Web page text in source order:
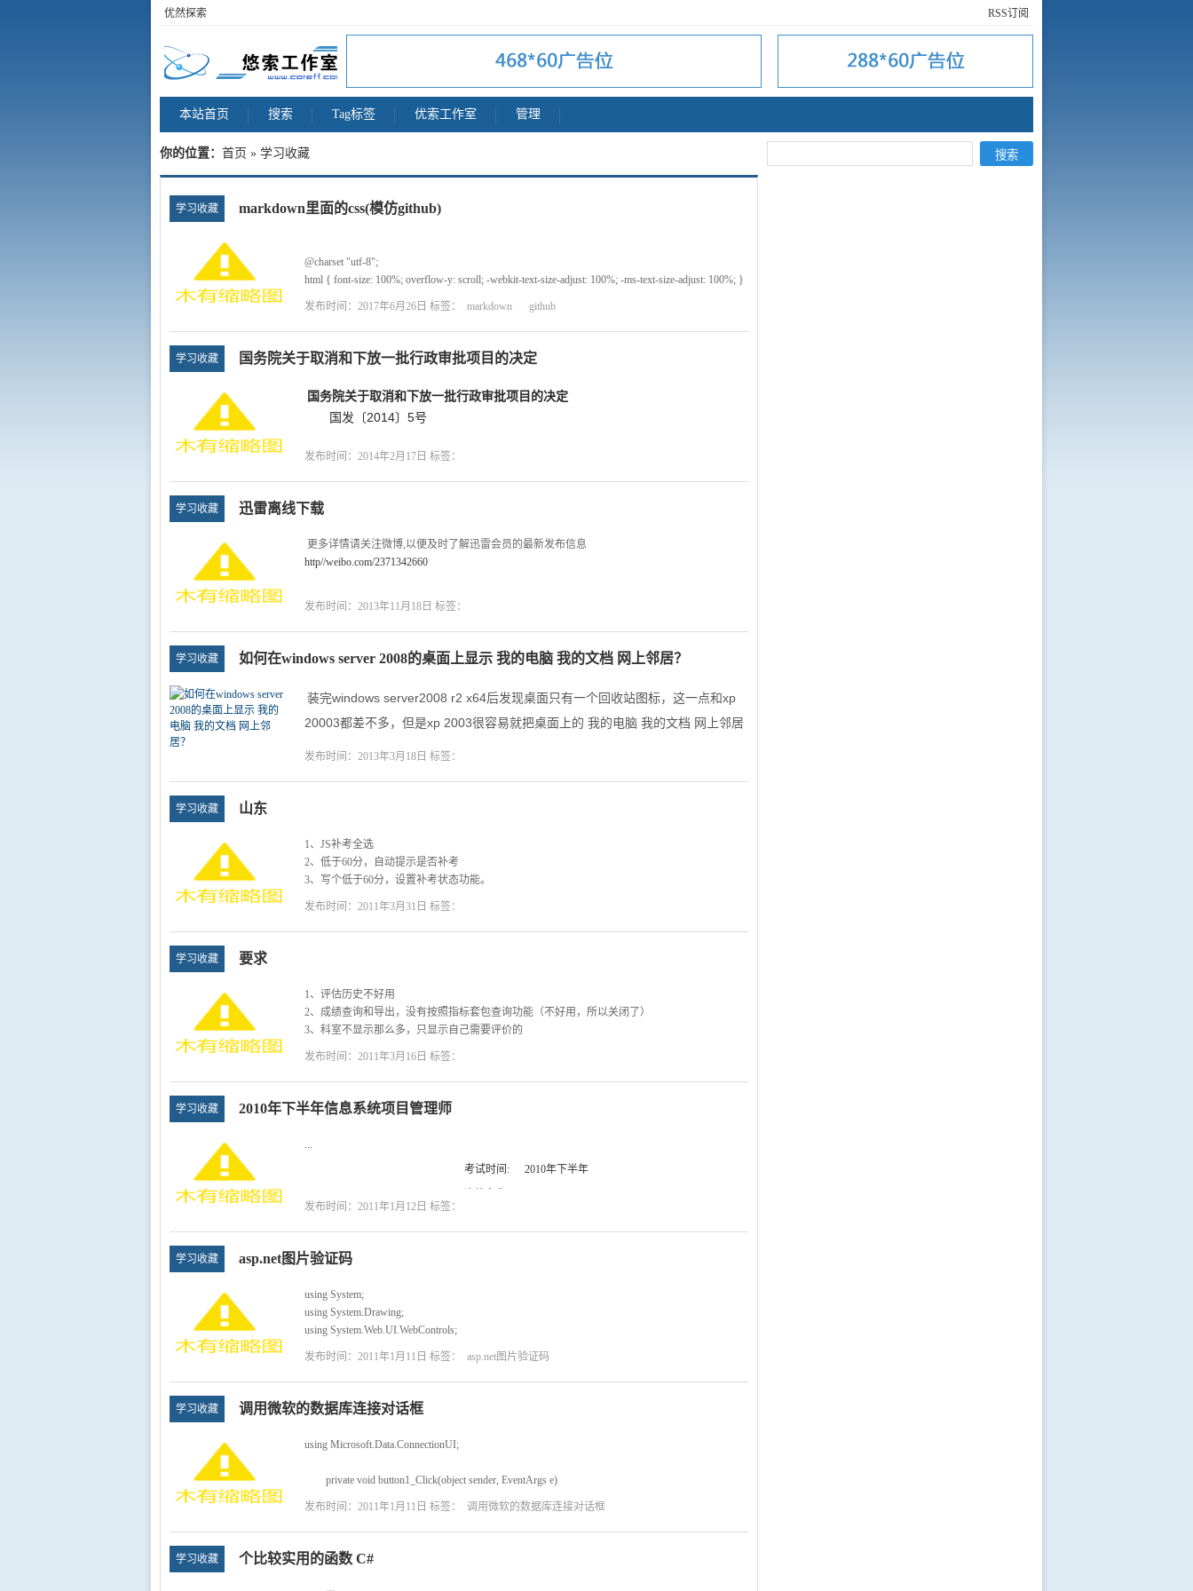
RSS订阅
优然探索
本站首页 搜索 Tag标签 优索工作室 管理
你的位置： 首页 » 学习收藏
学习收藏 markdown里面的css(模仿github)
@charset "utf-8";
html { font-size: 100%; overflow-y: scroll; -webkit-text-size-adjust: 100%; -ms-text-size-adjust: 100%; }
body{
font-family:Georgia, Palatino, 'Palatino Linotype', Times, 'Times New Roman', serif;
font-size:13px;
padding:1em;
margin:auto;
max-width:42em;
background:#fefefe;
}
发布时间：2017年6月26日 标签： markdown github
学习收藏 国务院关于取消和下放一批行政审批项目的决定
国务院关于取消和下放一批行政审批项目的决定
国发〔2014〕5号
...
发布时间：2014年2月17日 标签：
学习收藏 迅雷离线下载
更多详情请关注微博,以便及时了解迅雷会员的最新发布信息
http//weibo.com/2371342660
【注】为了避免顶号建议使用以下两种方法下载资源
操作步骤
1.打开网页离线下载地址http//lixian.vip.xunlei.com/task.html
发布时间：2013年11月18日 标签：
学习收藏 如何在windows server 2008的桌面上显示 我的电脑 我的文档 网上邻居？
装完windows server2008 r2 x64后发现桌面只有一个回收站图标，这一点和xp
20003都差不多，但是xp 2003很容易就把桌面上的 我的电脑 我的文档 网上邻居
找到，但是windows server 2008找了半天也没有找到，最后在网上发行了一大奇
发布时间：2013年3月18日 标签：
学习收藏 山东
1、JS补考全选
2、低于60分，自动提示是否补考
3、写个低于60分，设置补考状态功能。
4、JS回车跳转到下个文本控件上
发布时间：2011年3月31日 标签：
学习收藏 要求
1、评估历史不好用
2、成绩查询和导出，没有按照指标套包查询功能（不好用，所以关闭了）
3、科室不显示那么多，只显示自己需要评价的
发布时间：2011年3月16日 标签：
学习收藏 2010年下半年信息系统项目管理师
...
考试时间:
2010年下半年
发布时间：2011年1月12日 标签：
学习收藏 asp.net图片验证码
using System;
using System.Drawing;
using System.Web.UI.WebControls;
namespace Lc.Framework.Webadmin.Sysadmin
public partial class code : System.Web.UI.Page
{
protected void Page_Load(object sender, EventArgs e)
发布时间：2011年1月11日 标签： asp.net图片验证码
学习收藏 调用微软的数据库连接对话框
using Microsoft.Data.ConnectionUI;
private void button1_Click(object sender, EventArgs e)
{
...
发布时间：2011年1月11日 标签： 调用微软的数据库连接对话框
学习收藏 个比较实用的函数 C#